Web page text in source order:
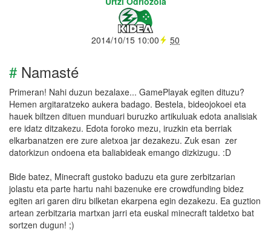
2014/10/15 10:00 50
# Namasté
Primeran! Nahi duzun bezalaxe... GamePlayak egiten dituzu?
Hemen argitaratzeko aukera badago. Bestela, bideojokoei eta
hauek biltzen dituen munduari buruzko artikuluak edota analisiak
ere idatz ditzakezu. Edota foroko mezu, iruzkin eta berriak
elkarbanatzen ere zure aletxoa jar dezakezu. Zuk esan zer
datorkizun ondoena eta baliabideak emango dizkizugu. :D
Bide batez, Minecraft gustoko baduzu eta gure zerbitzarian
jolastu eta parte hartu nahi bazenuke ere crowdfunding bidez
egiten ari garen diru bilketan ekarpena egin dezakezu. Ea guztion
artean zerbitzaria martxan jarri eta euskal minecraft taldetxo bat
sortzen dugun! ;)